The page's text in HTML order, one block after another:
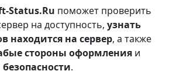
Status.Ru поможет проверить
на доступность, узнать
находится на сервер, а также
стороны оформления и
безопасности.